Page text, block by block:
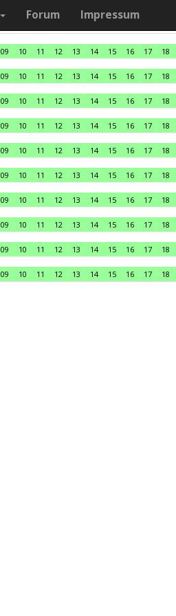
Forum Impressum
09 10 11 12 13 14 15 16 17 18
09 10 11 12 13 14 15 16 17 18
09 10 11 12 13 14 15 16 17 18
09 10 11 12 13 14 15 16 17 18
09 10 11 12 13 14 15 16 17 18
09 10 11 12 13 14 15 16 17 18
09 10 11 12 13 14 15 16 17 18
09 10 11 12 13 14 15 16 17 18
09 10 11 12 13 14 15 16 17 18
09 10 11 12 13 14 15 16 17 18